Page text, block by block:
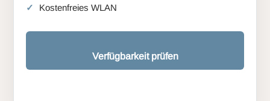
Kostenfreies WLAN
Verfügbarkeit prüfen